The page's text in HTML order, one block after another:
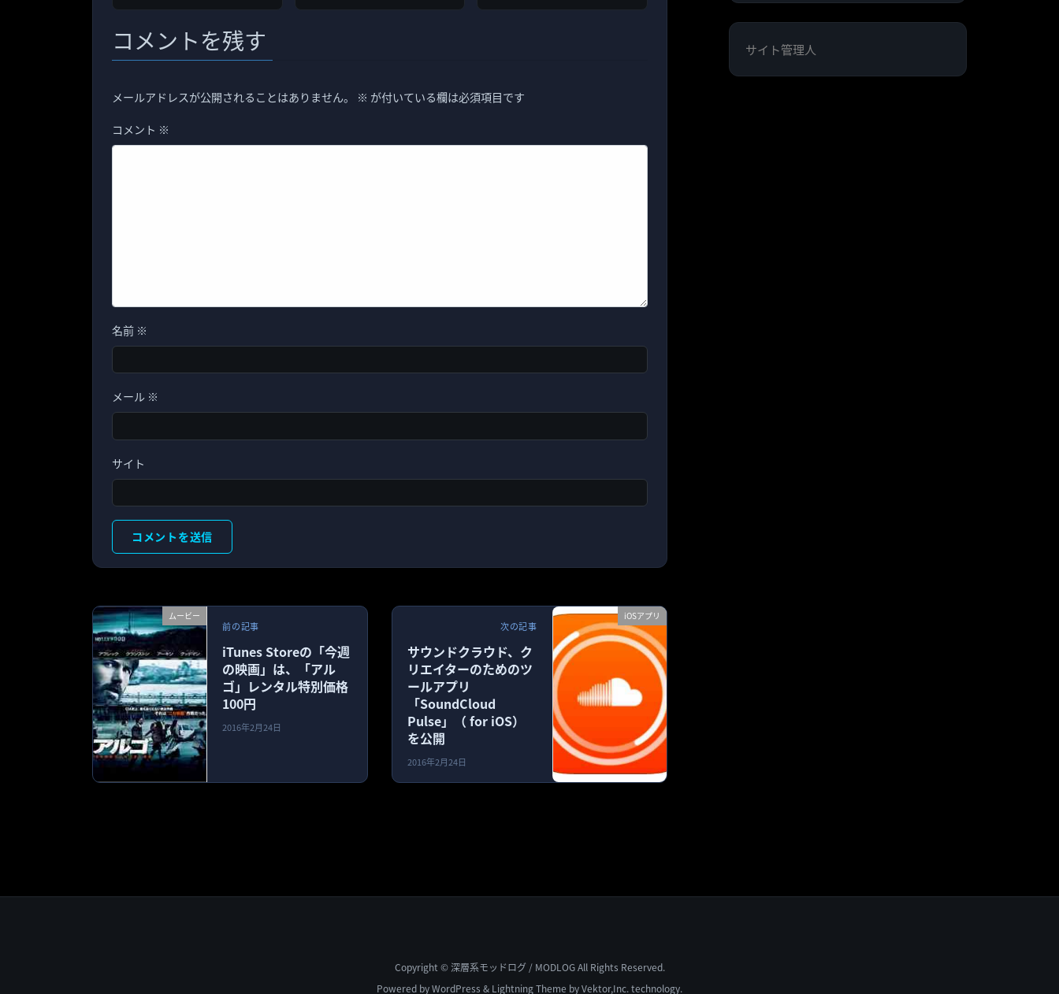
コメントを残す
メールアドレスが公開されることはありません。 ※ が付いている欄は必須項目です
コメント ※
名前 ※
メール ※
サイト
ムービー
前の記事
iTunes Storeの「今週
の映画」は、「アル
ゴ」レンタル特別価格
100円
2016年2月24日
iOSアプリ
次の記事
サウンドクラウド、ク
リエイターのためのツ
ールアプリ
「SoundCloud
Pulse」（ for iOS）
を公開
2016年2月24日
サイト管理人
Copyright © 深層系モッドログ / MODLOG All Rights Reserved.
Powered byWordPress & Lightning Theme by Vektor,Inc. technology.